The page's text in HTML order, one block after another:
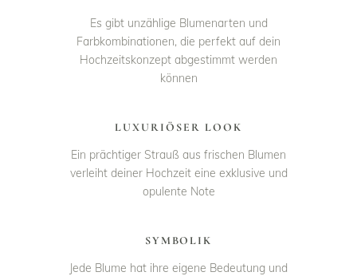
Es gibt unzählige Blumenarten und
Farbkombinationen, die perfekt auf dein
Hochzeitskonzept abgestimmt werden
können
LUXURIÖSER LOOK
Ein prächtiger Strauß aus frischen Blumen
verleiht deiner Hochzeit eine exklusive und
opulente Note
SYMBOLIK
Jede Blume hat ihre eigene Bedeutung und